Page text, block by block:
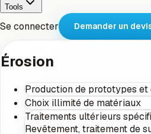
Tools
Se connecter Demander un
Érosion
Production de prototypes et
Choix illimité de matériaux
Traitements ultérieurs
Revêtement, traitement de